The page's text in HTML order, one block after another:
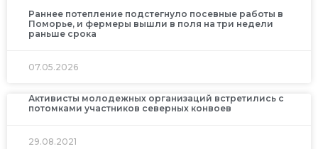
Раннее потепление подстегнуло посевные работы в
Поморье, и фермеры вышли в поля на три недели
раньше срока
07.05.2026
Активисты молодежных организаций встретились с
потомками участников северных конвоев
29.08.2021